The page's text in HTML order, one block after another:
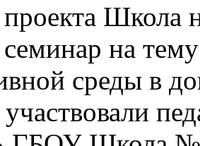
Школа
на
среды в